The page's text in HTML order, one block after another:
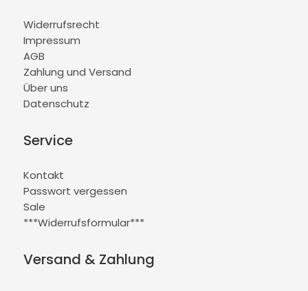
Widerrufsrecht
Impressum
AGB
Zahlung und Versand
Über uns
Datenschutz
Service
Kontakt
Passwort vergessen
Sale
***Widerrufsformular***
Versand & Zahlung